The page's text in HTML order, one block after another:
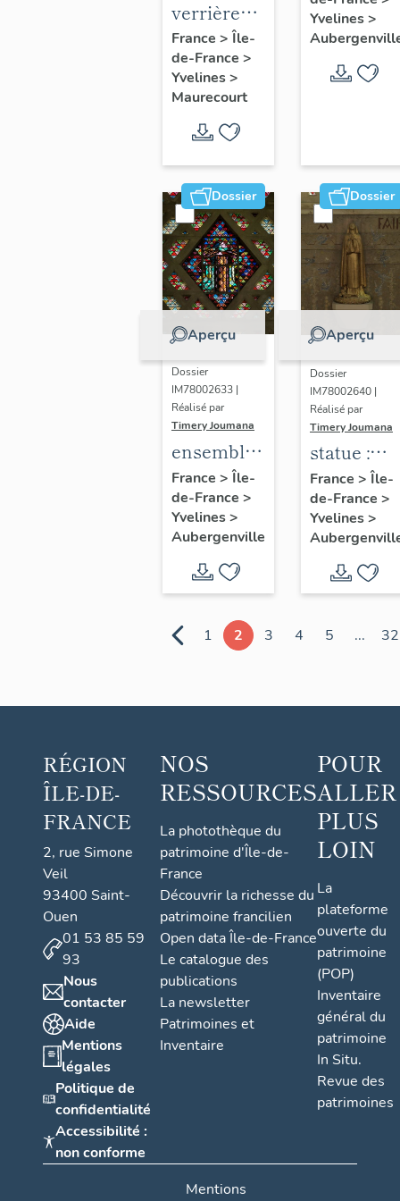
verrières
(7)
France > Île-
de-France >
Yvelines>
Maurecourt
Yvelines>
Dossier
Aperçu
Dossier
IM78002633 |
Réalisé par
Timery Joumana
ensemble
de 10
verrières
France > Île-
de-France >
Yvelines>
Aubergenville
Dossier
Aperçu
Dossier
IM78002640 |
Réalisé par
Timery Joumana
statue :
Sainte-
Thérèse
de
Jésus
France > Île-
de-France >
Yvelines>
1 2 3 4 5 ... 32
RÉGION
ÎLE-DE-
FRANCE
2, rue Simone
Veil
93400 Saint-
Ouen
01 53 85 59
93
Nous
contacter
Aide
Mentions
légales
Politique de
confidentialité
Accessibilité :
non conforme
NOS
RESSOURCES
La photothèque du
patrimoine d'Île-de-
France
Découvrir la richesse du
patrimoine francilien
Open data Île-de-France
Le catalogue des
publications
La newsletter
Patrimoines et
Inventaire
POUR
ALLER
PLUS
LOIN
La
plateforme
ouverte du
patrimoine
(POP)
Inventaire
général du
patrimoine
In Situ.
Revue des
patrimoines
Mentions